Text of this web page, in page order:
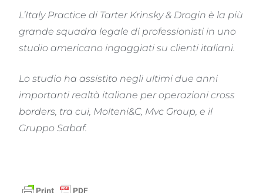
L’Italy Practice di Tarter Krinsky & Drogin è la più
grande squadra legale di professionisti in uno
studio americano ingaggiati su clienti italiani.
Lo studio ha assistito negli ultimi due anni
importanti realtà italiane per operazioni cross
borders, tra cui, Molteni&C, Mvc Group, e il
Gruppo Sabaf.